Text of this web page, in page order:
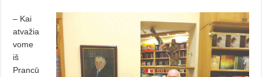
– Kai
atvažia
vome
iš
Prancū